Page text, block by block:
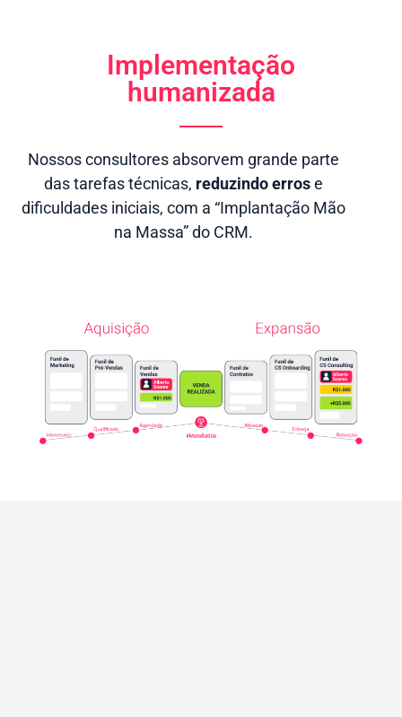
Implementação
humanizada
Nossos consultores absorvem grande parte
das tarefas técnicas, reduzindo errose
dificuldades iniciais, com a “Implantação Mão
na Massa” do CRM.